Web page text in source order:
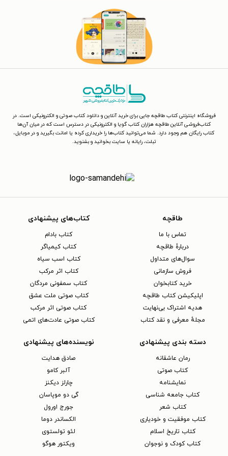
فروشگاه اینترنتی کتاب طاقچه جایی برای خرید آنلاین و دانلود کتاب صوتی و الکترونیکی است. در
کتاب‌فروشی آنلاین طاقچه هزاران کتاب گویا و الکترونیکی در دسترس است که در میان آن‌ها
کتاب رایگان هم وجود دارد. شما می‌توانید کتاب‌ها را خریداری کرده یا امانت بگیرید و در موبایل،
تبلت، رایانه یا سایت بخوانید و بشنوید.
طاقچه
تماس با ما
دربارهٔ طاقچه
سوال‌های متداول
فروش سازمانی
خرید کتابخوان
اپلیکیشن کتاب طاقچه
هدیه اشتراک بی‌نهایت
مجلهٔ معرفی و نقد کتاب
کتاب‌های پیشنهادی
کتاب بادام
کتاب کیمیاگر
کتاب اسب سیاه
کتاب اثر مرکب
کتاب سمفونی مردگان
کتاب صوتی ملت عشق
کتاب صوتی اثر مرکب
کتاب صوتی عادت‌های اتمی
دسته بندی پیشنهادی
رمان عاشقانه
کتاب‌ صوتی
نمایشنامه
کتاب جامعه شناسی
کتاب شعر
کتاب موفقیت و خودیاری
کتاب تاریخ اسلام
کتاب کودک و نوجوان
نویسنده‌های پیشنهادی
صادق هدایت
آلبر کامو
چارلز دیکنز
گی دو موپاسان
جورج اورول
الکساندر دوما
لئو تولستوی
ویکتور هوگو